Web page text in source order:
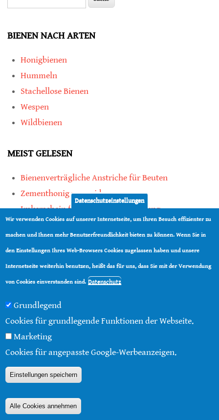
BIENEN NACH ARTEN
Honigbienen
Hummeln
Stachellose Bienen
Wespen
Wildbienen
MEIST GELESEN
Bienenverträgliche Anstriche für Beuten
Zementhonig vermeiden
Imkerschein für Honigbienen-Haltung
Kauf von Mittelwänden ist Vertrauenssache
teilen
© 2016 - 2026 | Über diese Seite Impressum
Datenschutzeinstellungen
Wir verwenden Cookies auf unserer Internetseite, um Ihren Besuch effizienter zu
machen und Ihnen mehr Benutzerfreundlichkeit bieten zu können. Wenn Sie in
den Einstellungen Ihres Web-Browsers Cookies zugelassen haben und unsere
Internetseite weiterhin benutzen, heißt das für uns, dass Sie mit der Verwendung
von Cookies einverstanden sind. Datenschutz
Grundlegend
Cookies für grundlegende Funktionen der Webseite.
Marketing
Cookies für angepasste Google-Werbeanzeigen.
Einstellungen speichern
Alle Cookies annehmen